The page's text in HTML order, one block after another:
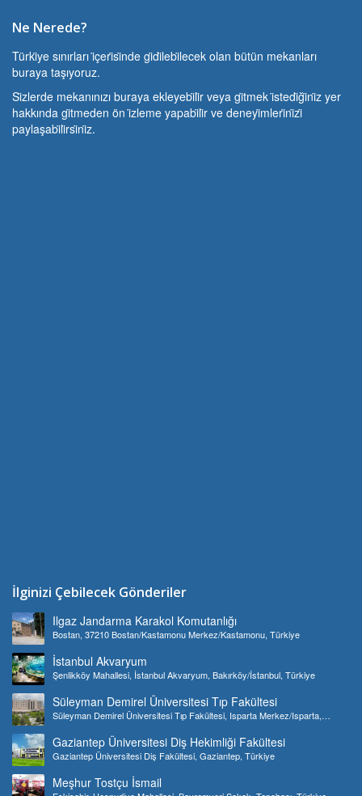
Ne Nerede?
Türki̇ye sınırları i̇çeri̇si̇nde gi̇di̇lebi̇lecek olan bütün mekanları
buraya taşıyoruz.
Si̇zlerde mekanınızı buraya ekleyebi̇li̇r veya gi̇tmek i̇stedi̇ği̇ni̇z yer
hakkında gi̇tmeden ön i̇zleme yapabi̇li̇r ve deneyi̇mleri̇ni̇zi̇
paylaşabi̇li̇rsi̇ni̇z.
İlginizi Çebilecek Gönderiler
Ilgaz Jandarma Karakol Komutanlığı
Bostan, 37210 Bostan/Kastamonu Merkez/Kastamonu, Türkiye
İstanbul Akvaryum
Şenlikköy Mahallesi, İstanbul Akvaryum, Bakırköy/İstanbul, Türkiye
Süleyman Demirel Üniversitesi Tıp Fakültesi
Süleyman Demirel Üniversitesi Tıp Fakültesi, Isparta Merkez/Isparta,
Gaziantep Üniversitesi Diş Hekimliği Fakültesi
Gaziantep Üniversitesi Diş Fakültesi, Gaziantep, Türkiye
Meşhur Tostçu İsmail